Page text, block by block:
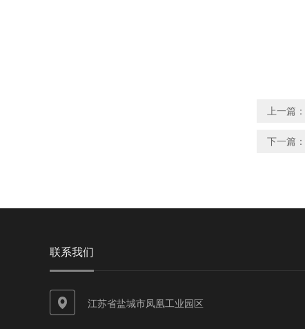
上一篇：
下一篇：
联系我们
江苏省盐城市凤凰工业园区